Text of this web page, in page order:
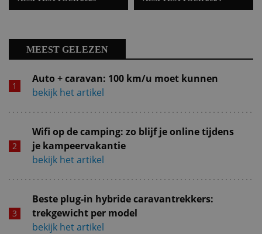
MEEST GELEZEN
Auto + caravan: 100 km/u moet kunnen
bekijk het artikel
Wifi op de camping: zo blijf je online tijdens
je kampeervakantie
bekijk het artikel
Beste plug-in hybride caravantrekkers:
trekgewicht per model
bekijk het artikel